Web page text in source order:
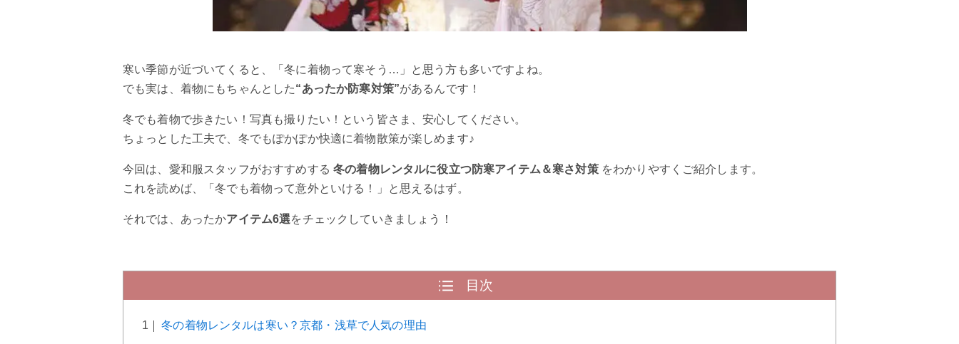
寒い季節が近づいてくると、「冬に着物って寒そう…」と思う方も多いですよね。
でも実は、着物にもちゃんとした“あったか防寒対策”があるんです！
冬でも着物で歩きたい！写真も撮りたい！という皆さま、安心してください。
ちょっとした工夫で、冬でもぽかぽか快適に着物散策が楽しめます♪
今回は、愛和服スタッフがおすすめする冬の着物レンタルに役立つ防寒アイテム＆寒さ対策をわかりやすくご紹介します。
これを読めば、「冬でも着物って意外といける！」と思えるはず。
それでは、あったかアイテム6選をチェックしていきましょう！
目次
冬の着物レンタルは寒い？京都・浅草で人気の理由